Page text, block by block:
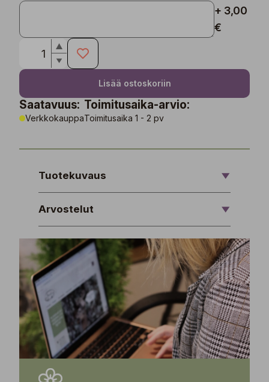
+ 3,00
€
Lisää ostoskoriin
Saatavuus:
Verkkokauppa
Toimitusaika-arvio:
Toimitusaika 1 - 2 pv
Tuotekuvaus
Arvostelut